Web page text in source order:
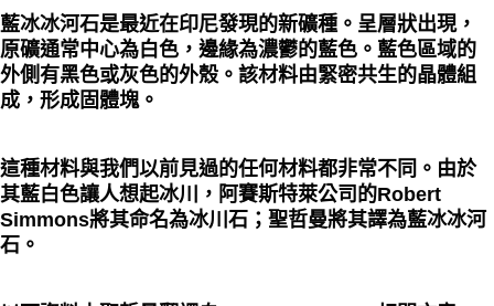
藍冰冰河石是最近在印尼發現的新礦種。呈層狀出現，
原礦通常中心為白色，邊緣為濃鬱的藍色。藍色區域的
外側有黑色或灰色的外殼。該材料由緊密共生的晶體組
成，形成固體塊。
這種材料與我們以前見過的任何材料都非常不同。由於
其藍白色讓人想起冰川，阿賽斯特萊公司的Robert
Simmons將其命名為冰川石；聖哲曼將其譯為藍冰冰河
石。